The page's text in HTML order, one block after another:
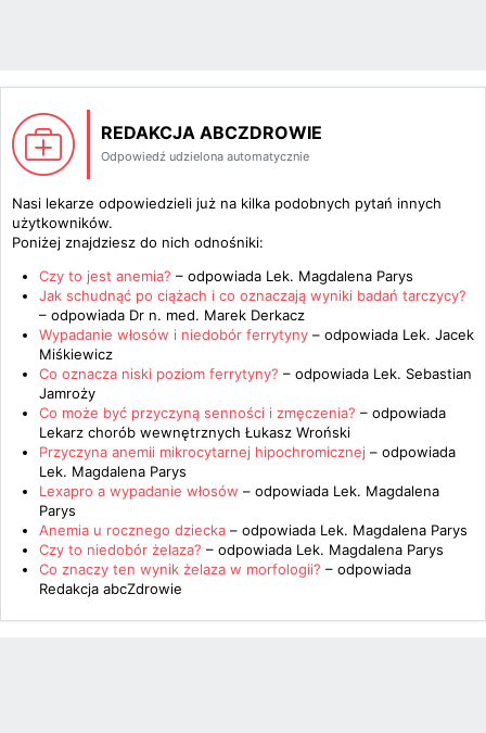
REDAKCJA ABCZDROWIE
Odpowiedź udzielona automatycznie
Nasi lekarze odpowiedzieli już na kilka podobnych pytań innych
użytkowników.
Poniżej znajdziesz do nich odnośniki:
Czy to jest anemia? – odpowiada Lek. Magdalena Parys
Jak schudnąć po ciążach i co oznaczają wyniki badań tarczycy?
– odpowiada Dr n. med. Marek Derkacz
Wypadanie włosów i niedobór ferrytyny – odpowiada Lek. Jacek
Miśkiewicz
Co oznacza niski poziom ferrytyny? – odpowiada Lek. Sebastian
Jamroży
Co może być przyczyną senności i zmęczenia? – odpowiada
Lekarz chorób wewnętrznych Łukasz Wroński
Przyczyna anemii mikrocytarnej hipochromicznej – odpowiada
Lek. Magdalena Parys
Lexapro a wypadanie włosów – odpowiada Lek. Magdalena
Parys
Anemia u rocznego dziecka – odpowiada Lek. Magdalena Parys
Czy to niedobór żelaza? – odpowiada Lek. Magdalena Parys
Co znaczy ten wynik żelaza w morfologii? – odpowiada
Redakcja abcZdrowie